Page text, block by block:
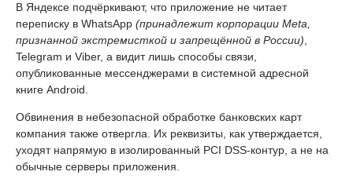
В Яндексе подчёркивают, что приложение не читает
переписку в WhatsApp (принадлежит корпорации Meta,
признанной экстремисткой и запрещённой в России),
Telegram и Viber, а видит лишь способы связи,
опубликованные мессенджерами в системной адресной
книге Android.
Обвинения в небезопасной обработке банковских карт
компания также отвергла. Их реквизиты, как утверждается,
уходят напрямую в изолированный PCI DSS-контур, а не на
обычные серверы приложения.